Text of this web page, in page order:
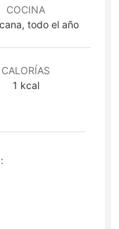
COCINA
todo el año
CALORÍAS
1 kcal